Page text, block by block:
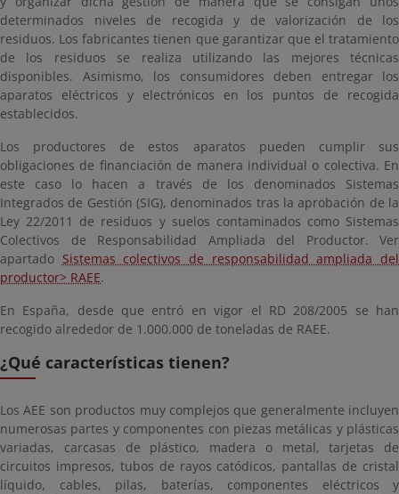
determinados niveles de recogida y de valorización de los
residuos. Los fabricantes tienen que garantizar que el tratamiento
de los residuos se realiza utilizando las mejores técnicas
disponibles. Asimismo, los consumidores deben entregar los
aparatos eléctricos y electrónicos en los puntos de recogida
establecidos.
Los productores de estos aparatos pueden cumplir sus
obligaciones de financiación de manera individual o colectiva. En
este caso lo hacen a través de los denominados Sistemas
Integrados de Gestión (SIG), denominados tras la aprobación de la
Ley 22/2011 de residuos y suelos contaminados como Sistemas
Colectivos de Responsabilidad Ampliada del Productor. Ver
apartado Sistemas colectivos de responsabilidad ampliada del
productor> RAEE.
En España, desde que entró en vigor el RD 208/2005 se han
recogido alrededor de 1.000.000 de toneladas de RAEE.
¿Qué características tienen?
Los AEE son productos muy complejos que generalmente incluyen
numerosas partes y componentes con piezas metálicas y plásticas
variadas, carcasas de plástico, madera o metal, tarjetas de
circuitos impresos, tubos de rayos catódicos, pantallas de cristal
líquido, cables, pilas, baterías, componentes eléctricos y